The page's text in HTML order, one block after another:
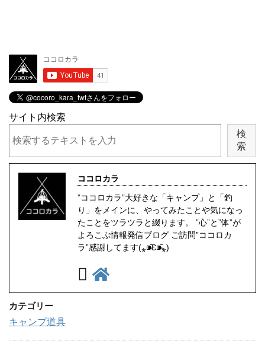
サイト内検索
検
索
ココロカラ
”ココロカラ”大好きな「キャンプ」と「釣
り」をメインに、やってみたことや気になっ
たことをツラツラと綴ります。 ”心”と”体”が
よろこぶ情報発信ブログ ご訪問”ココロカ
ラ”感謝してます(⁎⁍̴̆Ɛ⁍̴̆⁎)
カテゴリー
キャンプ道具